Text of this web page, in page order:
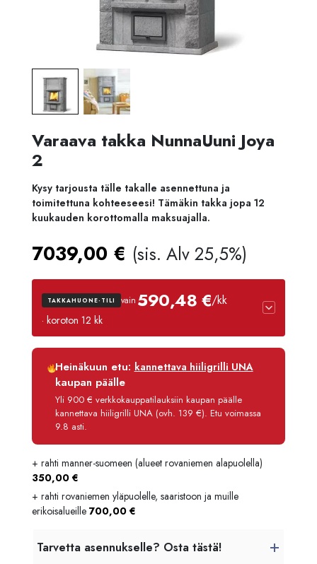
Varaava takka NunnaUuni Joya
2
Kysy tarjousta tälle takalle asennettuna ja
toimitettuna kohteeseesi! Tämäkin takka jopa 12
kuukauden korottomalla maksuajalla.
7039,00 € (sis. Alv 25,5%)
TAKKAHUONE-TILI vain 590,48 €/kk
· koroton 12 kk
Luottoaika
12 kk
Korko
Käsittelymaksu
3,90 €/kk
Maksettava yhteensä
7 085,80 €
Heinäkuun etu: kannettava hiiligrilli UNA
kaupan päälle
Yli 900 € verkkokauppatilauksiin kaupan päälle
kannettava hiiligrilli UNA (ovh. 139 €). Etu voimassa
9.8 asti.
+ rahti manner-suomeen (alueet rovaniemen alapuolella)
350,00 €
+ rahti rovaniemen yläpuolelle, saaristoon ja muille
erikoisalueille 700,00 €
Tarvetta asennukselle? Osta tästä!